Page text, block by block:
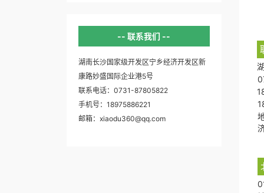
联系我们
湖南长沙国家级开发区宁乡经济开发区新
康路妙盛国际企业港5号
联系电话：0731-87805822
手机号：18975886221
邮箱：xiaodu360@qq.com